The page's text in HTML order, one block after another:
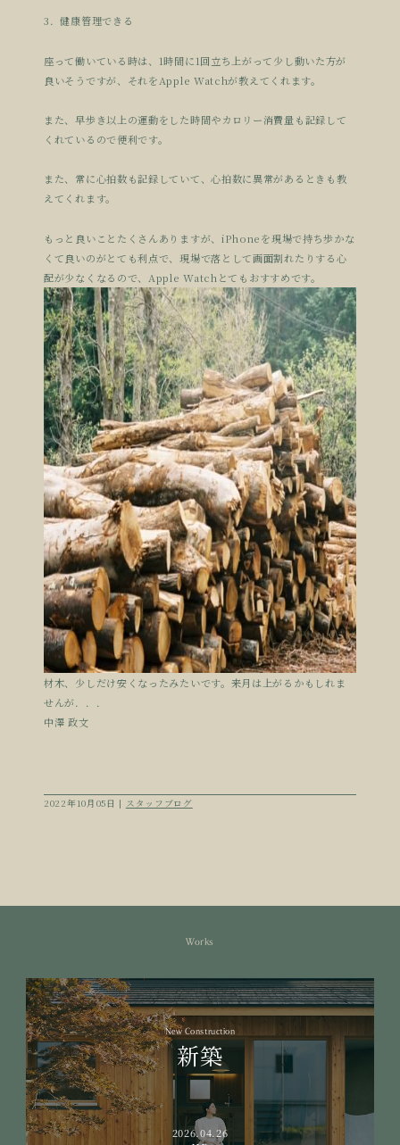
3．健康管理できる
座って働いている時は、1時間に1回立ち上がって少し動いた方が
良いそうですが、それをApple Watchが教えてくれます。
また、早歩き以上の運動をした時間やカロリー消費量も記録して
くれているので便利です。
また、常に心拍数も記録していて、心拍数に異常があるときも教
えてくれます。
もっと良いことたくさんありますが、iPhoneを現場で持ち歩かな
くて良いのがとても利点で、現場で落として画面割れたりする心
配が少なくなるので、Apple Watchとてもおすすめです。
材木、少しだけ安くなったみたいです。来月は上がるかもしれま
せんが．．．
中澤 政文
2022年10月05日 | スタッフブログ
Works
New Construction
新築
2026.04.26